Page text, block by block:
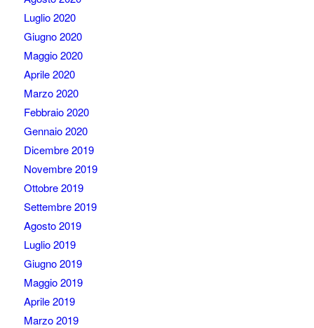
Luglio 2020
Giugno 2020
Maggio 2020
Aprile 2020
Marzo 2020
Febbraio 2020
Gennaio 2020
Dicembre 2019
Novembre 2019
Ottobre 2019
Settembre 2019
Agosto 2019
Luglio 2019
Giugno 2019
Maggio 2019
Aprile 2019
Marzo 2019